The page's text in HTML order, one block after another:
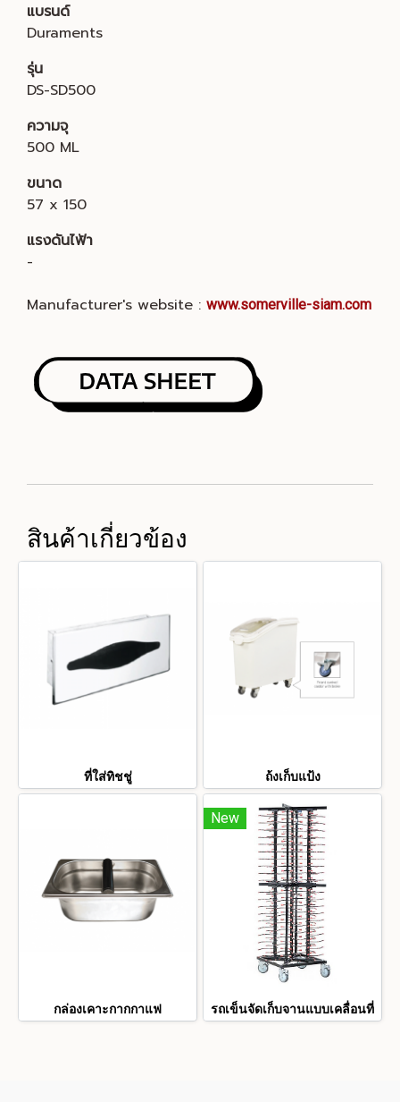
แบรนด์
Duraments
รุ่น
DS-SD500
ความจุ
500 ML
ขนาด
57 x 150
แรงดันไฟ้า
-
Manufacturer's website : www.somerville-siam.com
สินค้าเกี่ยวข้อง
ที่ใส่ทิชชู่ ถ้งเก็บแป้ง
กล่องเคาะกากกาแฟ
New
รถเข็นจัดเก็บจานแบบเคลื่อนที่